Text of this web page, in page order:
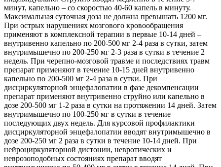
минут, капельно – со скоростью 40-60 капель в минуту.
Максимальная суточная доза не должна превышать 1200 мг.
При острых нарушениях мозгового кровообращения
применяют в комплексной терапии в первые 10-14 дней –
внутривенно капельно по 200-500 мг 2-4 раза в сутки, затем
внутримышечно по 200-250 мг 2-3 раза в сутки в течение 2
недель. При черепно-мозговой травме и последствиях травм
препарат применяют в течение 10-15 дней внутривенно
капельно по 200-500 мг 2-4 раза в сутки. При
дисциркуляторной энцефалопатии в фазе декомпенсации
препарат применяют внутривенно струйно или капельно в
дозе 200-500 мг 1-2 раза в сутки на протяжении 14 дней. Затем
внутримышечно по 100-250 мг в сутки в течение
последующих двух недель. Для курсовой профилактики
дисциркуляторной энцефалопатии вводят внутримышечно в
дозе 200-250 мг 2 раза в сутки в течение 10-14 дней. При
нейроциркуляторной дистонии, невротических и
неврозоподобных состояниях препарат вводят